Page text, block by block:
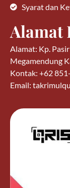
Syarat dan
Alamat
Alamat: Kp.
Megamendung
Kontak: +62
Email: